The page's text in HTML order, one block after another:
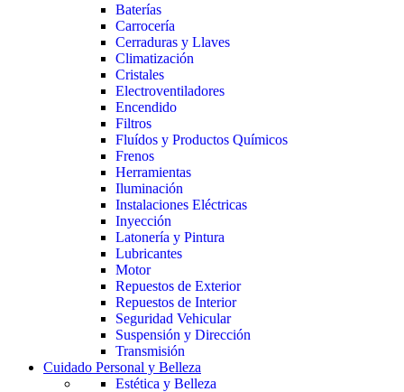
Baterías
Carrocería
Cerraduras y Llaves
Climatización
Cristales
Electroventiladores
Encendido
Filtros
Fluídos y Productos Químicos
Frenos
Herramientas
Iluminación
Instalaciones Eléctricas
Inyección
Latonería y Pintura
Lubricantes
Motor
Repuestos de Exterior
Repuestos de Interior
Seguridad Vehicular
Suspensión y Dirección
Transmisión
Cuidado Personal y Belleza
Estética y Belleza